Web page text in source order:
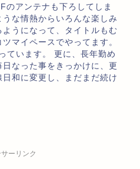
のアンテナも下ろしてしま
な情熱からいろんな楽しみ
うになって、タイトルもむ
マイペースでやってます。
ています。 更に、長年勤め
なった事をきっかけに、更
和に変更し、まだまだ続け
ーリンク